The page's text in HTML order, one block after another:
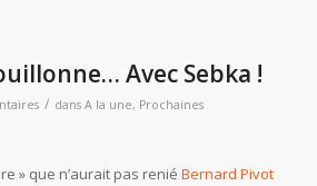
Avec Sebka !
/ dans A la une, Prochaines
» que n’aurait pas renié Bernard Pivot